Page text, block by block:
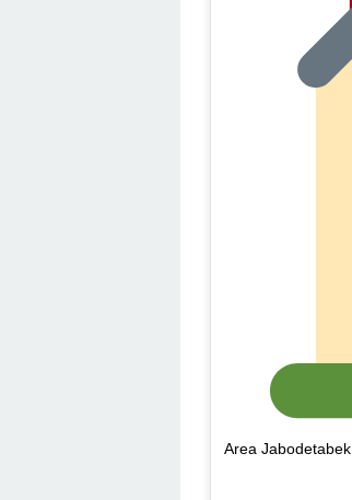
Area Jabodetabek